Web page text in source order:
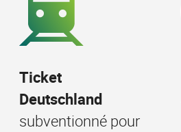
Ticket
Deutschland
subventionné pour